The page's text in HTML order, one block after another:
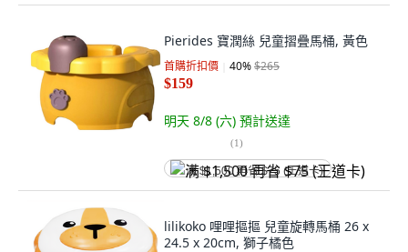
Pierides 寶潤絲 兒童摺疊馬桶, 黃色
首購折扣價 40%$265
$159
明天 8/8 (六) 預計送達
(1)
满 $1,500 再省 $75 (王道卡)
lilikoko 哩哩摳摳 兒童旋轉馬桶 26 x
24.5 x 20cm, 獅子橘色